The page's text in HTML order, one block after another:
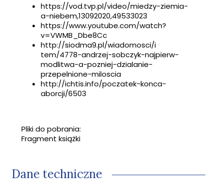
https://vod.tvp.pl/video/miedzy-ziemia-
a-niebem,13092020,49533023
https://www.youtube.com/watch?
v=VWMB_Dbe8Cc
http://siodma9.pl/wiadomosci/i
tem/4778-andrzej-sobczyk-najpierw-
modlitwa-a-pozniej-dzialanie-
przepelnione-miloscia
http://ichtis.info/poczatek-konca-
aborcji/6503
Pliki do pobrania:
Fragment książki
Dane techniczne